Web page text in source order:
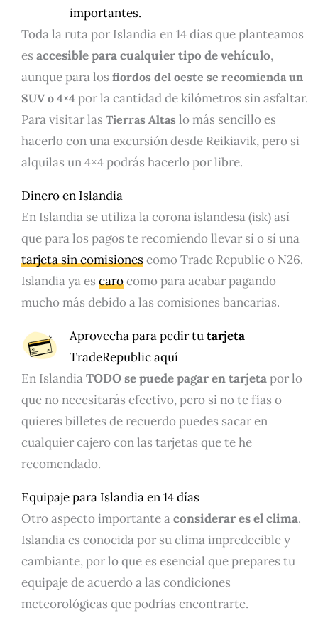
importantes.
Toda la ruta por Islandia en 14 días que planteamos
es accesible para cualquier tipo de vehículo,
aunque para los fiordos del oeste se recomienda un
SUV o 4×4 por la cantidad de kilómetros sin asfaltar.
Para visitar las Tierras Altas lo más sencillo es
hacerlo con una excursión desde Reikiavik, pero si
alquilas un 4×4 podrás hacerlo por libre.
Dinero en Islandia
En Islandia se utiliza la corona islandesa (isk) así
que para los pagos te recomiendo llevar sí o sí una
tarjeta sin comisionescomo Trade Republic o N26.
Islandia ya es carocomo para acabar pagando
mucho más debido a las comisiones bancarias.
Aprovecha para pedir tutarjeta
TradeRepublicaquí
En IslandiaTODO se puede pagar en tarjetapor lo
que no necesitarás efectivo, pero si no te fías o
quieres billetes de recuerdo puedes sacar en
cualquier cajero con las tarjetas que te he
recomendado.
Equipaje para Islandia en 14 días
Otro aspecto importante aconsiderar es el clima.
Islandia es conocida por su clima impredecible y
cambiante, por lo que es esencial que prepares tu
equipaje de acuerdo a las condiciones
meteorológicas que podrías encontrarte.